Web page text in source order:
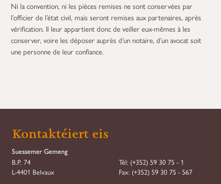
Ni la convention, ni les pièces remises ne sont conservées par
l’officier de l’état civil, mais seront remises aux partenaires, après
vérification. Il leur appartient donc de veiller eux-mêmes à les
conserver, voire les déposer auprès d’un notaire, d’un avocat soit
une personne de leur confiance.
Kontaktéiert eis
Suessemer Gemeng
B.P. 74
L-4401 Belvaux
Tél: (+352) 59 30 75 - 1
Fax: (+352) 59 30 75 - 567